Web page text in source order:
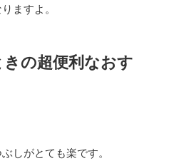
ますよ。
の超便利なおす
しがとても楽です。